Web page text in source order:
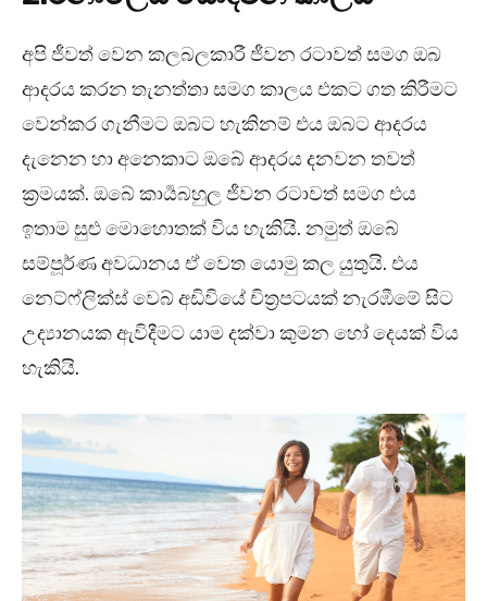
අපි ජීවත් වෙන කලබලකාරී ජීවන රටාවත් සමග ඔබ
ආදරය කරන තැනත්තා සමග කාලය එකට ගත කිරීමට
වෙන්කර ගැනීමට ඔබට හැකිනම් එය ඔබට ආදරය
දැනෙන හා අනෙකාට ඔබේ ආදරය දනවන තවත්
ක්‍රමයක්. ඔබේ කාර්‍යබහුල ජීවන රටාවත් සමග එය
ඉතාම සුළු මොහොතක් විය හැකියි. නමුත් ඔබේ
සම්පූර්ණ අවධානය ඒ වෙත යොමු කල යුතුයි. එය
නෙට්ෆ්ලික්ස් වෙබ් අඩිවියේ චිත්‍රපටයක් නැරඹීමේ සිට
උද්‍යානයක ඇවිදීමට යාම දක්වා කුමන හෝ දෙයක් විය
හැකියි.